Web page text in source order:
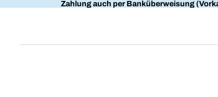
Zahlung auch per Banküberweisung